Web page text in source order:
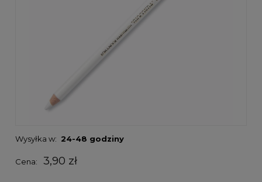
Wysyłka w: 24-48 godziny
Cena: 3,90 zł